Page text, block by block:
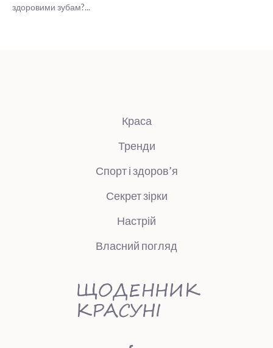
Краса
Тренди
Спорт і здоров’я
Секрет зірки
Настрій
Власний погляд